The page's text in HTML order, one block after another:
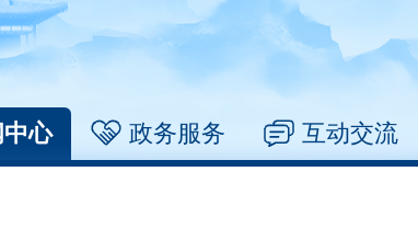
心 政务服务 互动交流